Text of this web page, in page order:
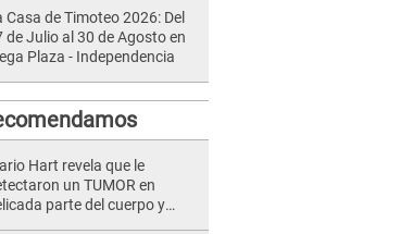
Casa de Timoteo 2026: Del
de Julio al 30 de Agosto en
Plaza - Independencia
Hart revela que le
un TUMOR en
parte del cuerpo y